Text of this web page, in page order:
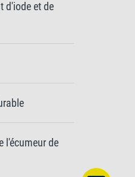
d'iode et de
l'écumeur de